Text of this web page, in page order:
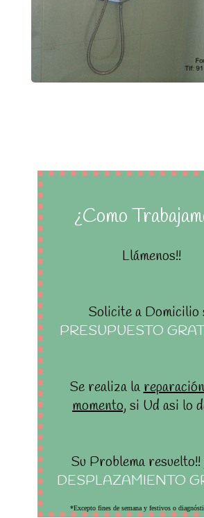
¿Como
Llámenos!!
Solicite a Domicilio
PRESUPUESTO
Se realiza la
momento, si Ud asi lo
Su Problema resuelto!!
DESPLAZAMIENTO
*Excepto fines de semana y festivos o